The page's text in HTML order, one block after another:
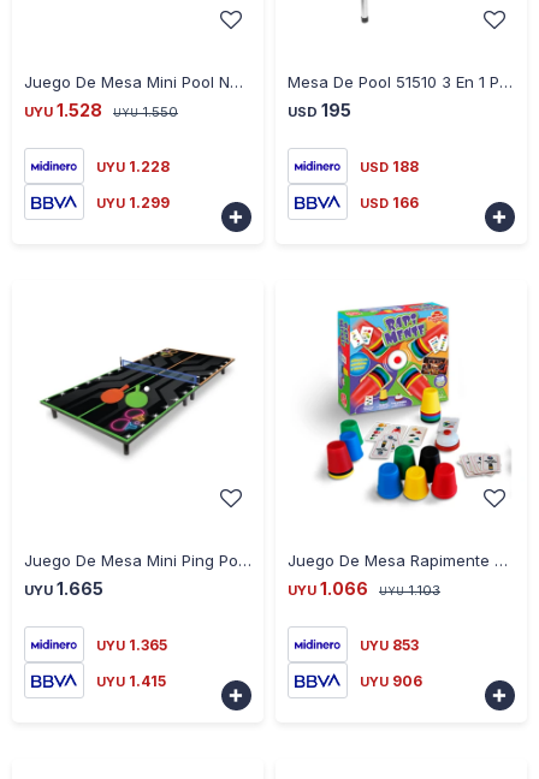
Juego De Mesa Mini Pool Neón Con 16 Bolas Y 2 Tacos - ROJO
UYU 1.528 UYU 1.550
UYU 1.228
UYU 1.299

Mesa De Pool 51510 3 En 1 Para Varios Juegos - VERDE
USD 195
USD 188
USD 166

Juego De Mesa Mini Ping Pong Neón Con Accesorios Ub - NEGRO
UYU 1.665
UYU 1.365
UYU 1.415

Juego De Mesa Rapimente 007-56 Universo Binario - ROJO
UYU 1.066 UYU 1.103
UYU 853
UYU 906
